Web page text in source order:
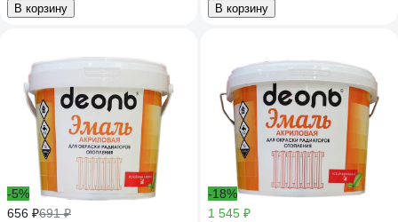
В корзину В корзину
-5%
656 ₽691 ₽
-18%
1 545 ₽